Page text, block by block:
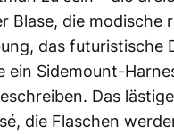
Blase, die modische
das futuristische
ein Sidemount-
Das lästige
die Flaschen